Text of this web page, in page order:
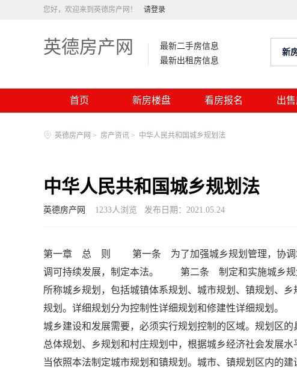
您好，欢迎来到英德房产网！ 请登录
英德房产网
最新二手房信息
最新出租房信息
新
首页 新房楼盘 看房报名 出
英德房产网 > 房产资讯 > 中华人民共和国城乡规划法
中华人民共和国城乡规划法
英德房产网 1233人浏览 发布日期：2021.05.24
第一章 总 则 第一条 为了加强城乡规划管理，协调城
调可持续发展，制定本法。 第二条 制定和实施城乡
所称城乡规划，包括城镇体系规划、城市规划、镇规划、
规划。详细规划分为控制性详细规划和修建性详细规划
城乡建设和发展需要，必须实行规划控制的区域。规划区
总体规划、乡规划和村庄规划中，根据城乡经济社会发
当依照本法制定城市规划和镇规划。城市、镇规划区内